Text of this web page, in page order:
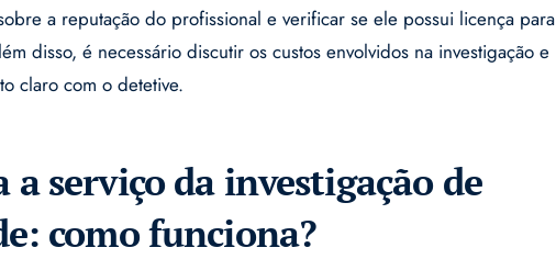
a reputação do profissional e verificar se ele possui licença para
disso, é necessário discutir os custos envolvidos na investigação e
claro com o detetive.
a serviço da investigação de
como funciona?